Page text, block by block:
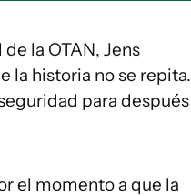
la OTAN, Jens
la historia no se repita.
para después
el momento a que la